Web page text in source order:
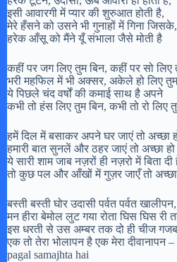
इसी आवारगी में प्यार की शुरुआत होती है,
मेरे हँसने को उसने भी गुनाहों में गिना जिसके,
हरेक आँसू को मैंने यूँ संभाला जैसे मोती है
कहीं पर जग लिए तुम बिन, कहीं पर सो लिए
भरी महफिल में भी अक्सर, अकेले हो लिए
ये पिछले चंद वर्षों की कमाई साथ है अपने
कभी तो हंस लिए तुम बिन, कभी तो रो लिए
हमें दिल में बसाकर अपने घर जाएं तो अच्छा
हमारी बात सुनलें और ठहर जाएं तो अच्छा हो
ये सारी शाम जाब नज़रों ही नज़रो में बिता दी
तो कुछ पल और आँखों में गुज़र जाएँ तो अच्छा
बस्ती बस्ती घोर उदासी पर्वत पर्वत खालीपन,
मन हीरा बेमोल लुट गया रोता घिस घिस री
इस धरती से उस अम्बर तक दो ही चीज
एक तो तेरा भोलापन है एक मेरा दीवानापन
pagal samajhta hai